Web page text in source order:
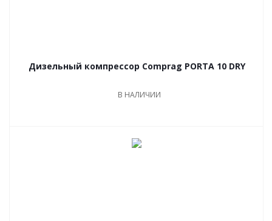
Дизельный компрессор Comprag PORTA 10 DRY
В НАЛИЧИИ